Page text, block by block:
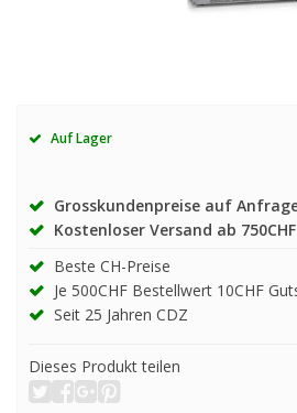
Auf Lager
Grosskundenpreise auf
Kostenloser Versand ab 750CHF
Beste CH-Preise
Je 500CHF Bestellwert 10CHF
Seit 25 Jahren CDZ
Dieses Produkt teilen